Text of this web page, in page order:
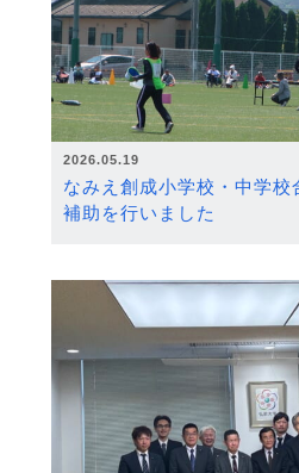
2026.05.19
なみえ創成小学校・中学校
補助を行いました